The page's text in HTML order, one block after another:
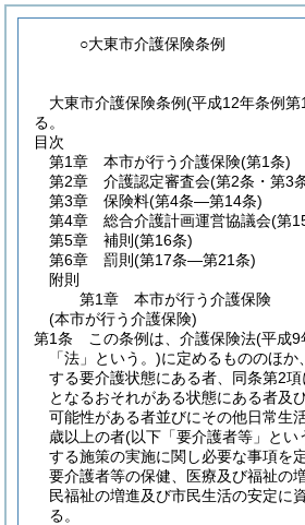
○大東市介護保険条例
大東市介護保険条例(平成12年条例
る。
目次
第1章
本市が行う介護保険(第1条)
第2章
介護認定審査会(第2条・第3
第3章
保険料(第4条―第14条)
第4章
総合介護計画運営協議会(第
第5章
補則 (第16条)
第6章
罰則 (第17条―第21条)
附則
第1章
本市が行う介護保険
(本市が行う介護保険)
第1条
この条例は、介護保険法(平成9
「法」という。)に定めるもののほか
する要介護状態にある者、同条第2
となるおそれがある状態にある者及
可能性がある者並びにその他日常生
歳以上の者(以下「要介護者等」とい
する施策の実施に関し必要な事項を
要介護者等の保健、医療及び福祉の
民福祉の増進及び市民生活の安定に
る。